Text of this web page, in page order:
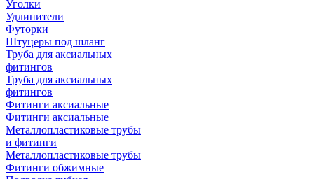
Уголки
Удлинители
Футорки
Штуцеры под шланг
Труба для аксиальных
фитингов
Труба для аксиальных
фитингов
Фитинги аксиальные
Фитинги аксиальные
Металлопластиковые трубы
и фитинги
Металлопластиковые трубы
Фитинги обжимные